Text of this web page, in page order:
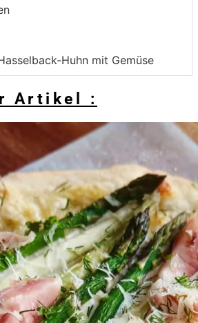
Huhn mit Gemüse
Artikel :